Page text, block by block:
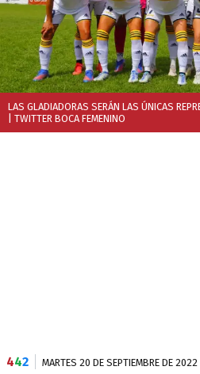
LAS GLADIADORAS SERÁN LAS ÚNICAS
| TWITTER BOCA FEMENINO
442 MARTES 20 DE SEPTIEMBRE DE 2022